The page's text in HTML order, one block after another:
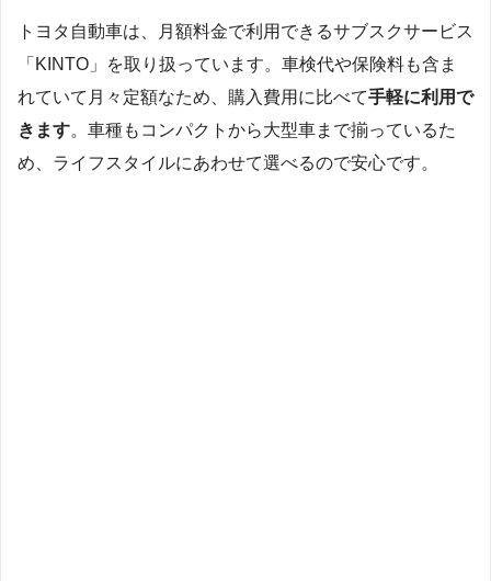
トヨタ自動車は、月額料金で利用できるサブスクサービス
「KINTO」を取り扱っています。車検代や保険料も含ま
れていて月々定額なため、購入費用に比べて手軽に利用で
きます 。車種もコンパクトから大型車まで揃っているた
め、ライフスタイルにあわせて選べるので安心です。